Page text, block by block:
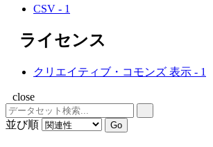
CSV - 1
ライセンス
クリエイティブ・コモンズ 表示 - 1
close
並び順 Go